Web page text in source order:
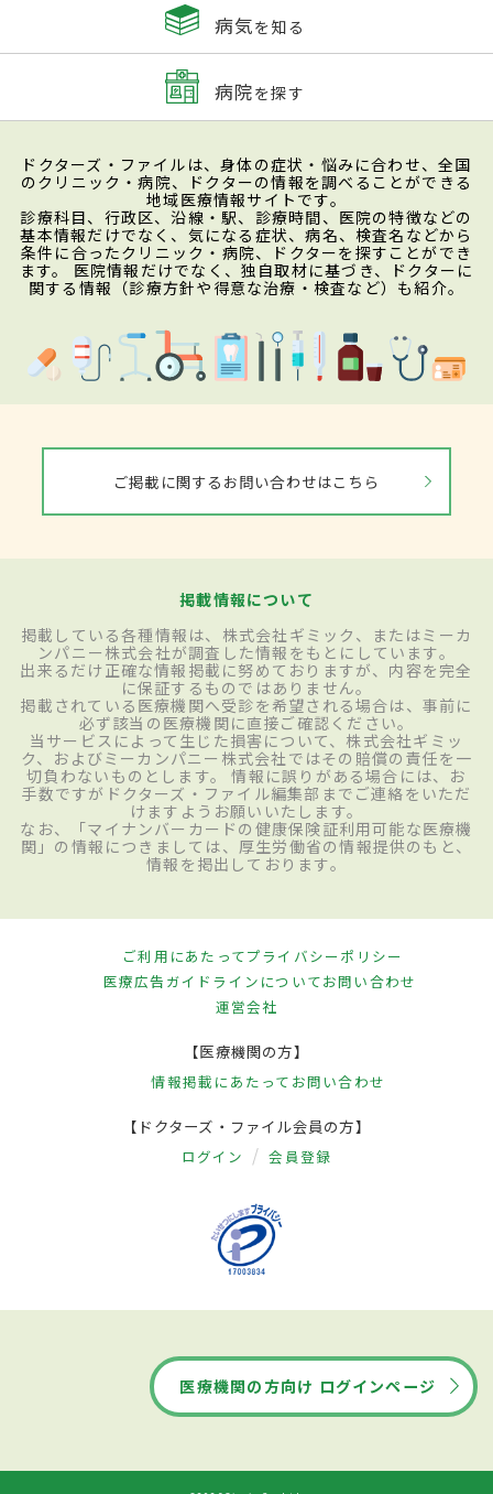
病気を知る
病院を探す
ドクターズ・ファイルは、身体の症状・悩みに合わせ、全国
のクリニック・病院、ドクターの情報を調べることができる
地域医療情報サイトです。
診療科目、行政区、沿線・駅、診療時間、医院の特徴などの
基本情報だけでなく、気になる症状、病名、検査名などから
条件に合ったクリニック・病院、ドクターを探すことができ
ます。 医院情報だけでなく、独自取材に基づき、ドクターに
関する情報（診療方針や得意な治療・検査など）も紹介。
ご掲載に関するお問い合わせはこちら
掲載情報について
掲載している各種情報は、株式会社ギミック、またはミーカ
ンパニー株式会社が調査した情報をもとにしています。
出来るだけ正確な情報掲載に努めておりますが、内容を完全
に保証するものではありません。
掲載されている医療機関へ受診を希望される場合は、事前に
必ず該当の医療機関に直接ご確認ください。
当サービスによって生じた損害について、株式会社ギミッ
ク、およびミーカンパニー株式会社ではその賠償の責任を一
切負わないものとします。 情報に誤りがある場合には、お
手数ですがドクターズ・ファイル編集部までご連絡をいただ
けますようお願いいたします。
なお、「マイナンバーカードの健康保険証利用可能な医療機
関」の情報につきましては、厚生労働省の情報提供のもと、
情報を掲出しております。
ご利用にあたってプライバシーポリシー
医療広告ガイドラインについてお問い合わせ
運営会社
【医療機関の方】
情報掲載にあたって お問い合わせ
【ドクターズ・ファイル会員の方】
ログイン 会員登録
医療機関の方向け ログインページ